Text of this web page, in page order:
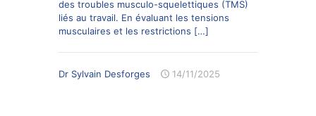
des troubles musculo-squelettiques (TMS)
liés au travail. En évaluant les tensions
musculaires et les restrictions […]
Dr Sylvain Desforges 14/11/2025